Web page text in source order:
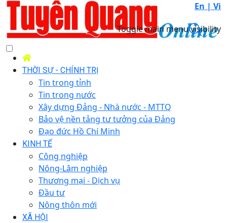
En | Vi
Toggle main menu visibility
THỜI SỰ - CHÍNH TRỊ
Tin trong tỉnh
Tin trong nước
Xây dựng Đảng - Nhà nước - MTTQ
Bảo vệ nền tảng tư tưởng của Đảng
Đạo đức Hồ Chí Minh
KINH TẾ
Công nghiệp
Nông-Lâm nghiệp
Thương mại - Dịch vụ
Đầu tư
Nông thôn mới
XÃ HỘI